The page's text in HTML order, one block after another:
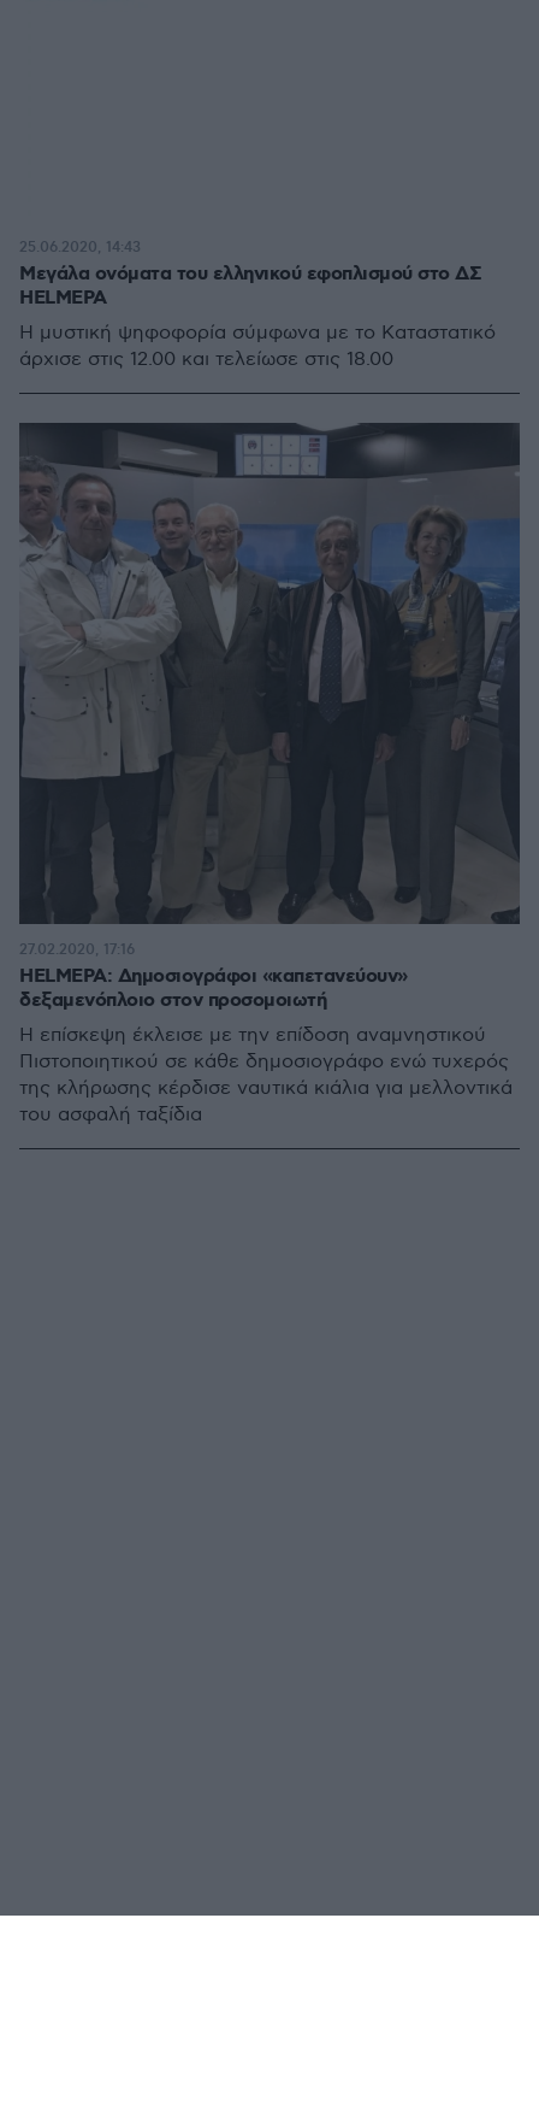
Μεγάλα ονόματα του ελληνικού εφοπλισμού στο ΔΣ
HELMEPA
Η μυστική ψηφοφορία σύμφωνα με το Καταστατικό
άρχισε στις 12.00 και τελείωσε στις 18.00
25.06.2020, 14:43
HELMEPA: Δημοσιογράφοι «καπετανεύουν»
δεξαμενόπλοιο στον προσομοιωτή
Η επίσκεψη έκλεισε με την επίδοση αναμνηστικού
Πιστοποιητικού σε κάθε δημοσιογράφο ενώ τυχερός
της κλήρωσης κέρδισε ναυτικά κιάλια για μελλοντικά
του ασφαλή ταξίδια
27.02.2020, 17:16